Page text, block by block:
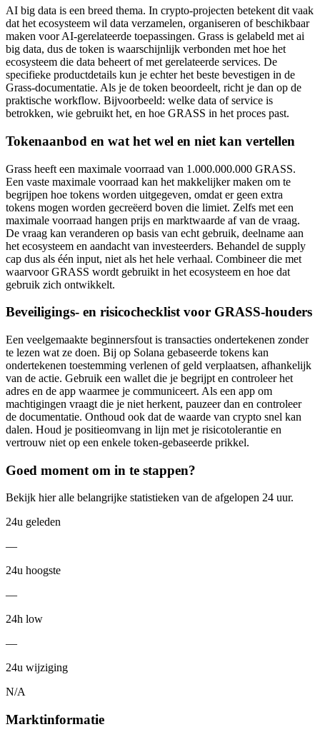
AI big data is een breed thema. In crypto-projecten betekent dit vaak
dat het ecosysteem wil data verzamelen, organiseren of beschikbaar
maken voor AI-gerelateerde toepassingen. Grass is gelabeld met ai
big data, dus de token is waarschijnlijk verbonden met hoe het
ecosysteem die data beheert of met gerelateerde services. De
specifieke productdetails kun je echter het beste bevestigen in de
Grass-documentatie. Als je de token beoordeelt, richt je dan op de
praktische workflow. Bijvoorbeeld: welke data of service is
betrokken, wie gebruikt het, en hoe GRASS in het proces past.
Tokenaanbod en wat het wel en niet kan vertellen
Grass heeft een maximale voorraad van 1.000.000.000 GRASS.
Een vaste maximale voorraad kan het makkelijker maken om te
begrijpen hoe tokens worden uitgegeven, omdat er geen extra
tokens mogen worden gecreëerd boven die limiet. Zelfs met een
maximale voorraad hangen prijs en marktwaarde af van de vraag.
De vraag kan veranderen op basis van echt gebruik, deelname aan
het ecosysteem en aandacht van investeerders. Behandel de supply
cap dus als één input, niet als het hele verhaal. Combineer die met
waarvoor GRASS wordt gebruikt in het ecosysteem en hoe dat
gebruik zich ontwikkelt.
Beveiligings- en risicochecklist voor GRASS-houders
Een veelgemaakte beginnersfout is transacties ondertekenen zonder
te lezen wat ze doen. Bij op Solana gebaseerde tokens kan
ondertekenen toestemming verlenen of geld verplaatsen, afhankelijk
van de actie. Gebruik een wallet die je begrijpt en controleer het
adres en de app waarmee je communiceert. Als een app om
machtigingen vraagt die je niet herkent, pauzeer dan en controleer
de documentatie. Onthoud ook dat de waarde van crypto snel kan
dalen. Houd je positieomvang in lijn met je risicotolerantie en
vertrouw niet op een enkele token-gebaseerde prikkel.
Goed moment om in te stappen?
Bekijk hier alle belangrijke statistieken van de afgelopen 24 uur.
24u geleden
—
24u hoogste
—
24h low
—
24u wijziging
N/A
Marktinformatie